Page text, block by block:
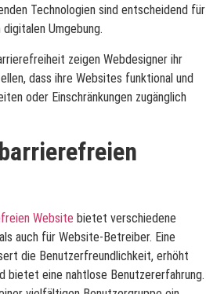
Technologien sind entscheidend für
Umgebung.
zeigen Webdesigner ihr
dass ihre Websites funktional und
oder Einschränkungen zugänglich
Website bietet verschiedene
auch für Website-Betreiber. Eine
die Benutzerfreundlichkeit, erhöht
bietet eine nahtlose Benutzererfahrung.